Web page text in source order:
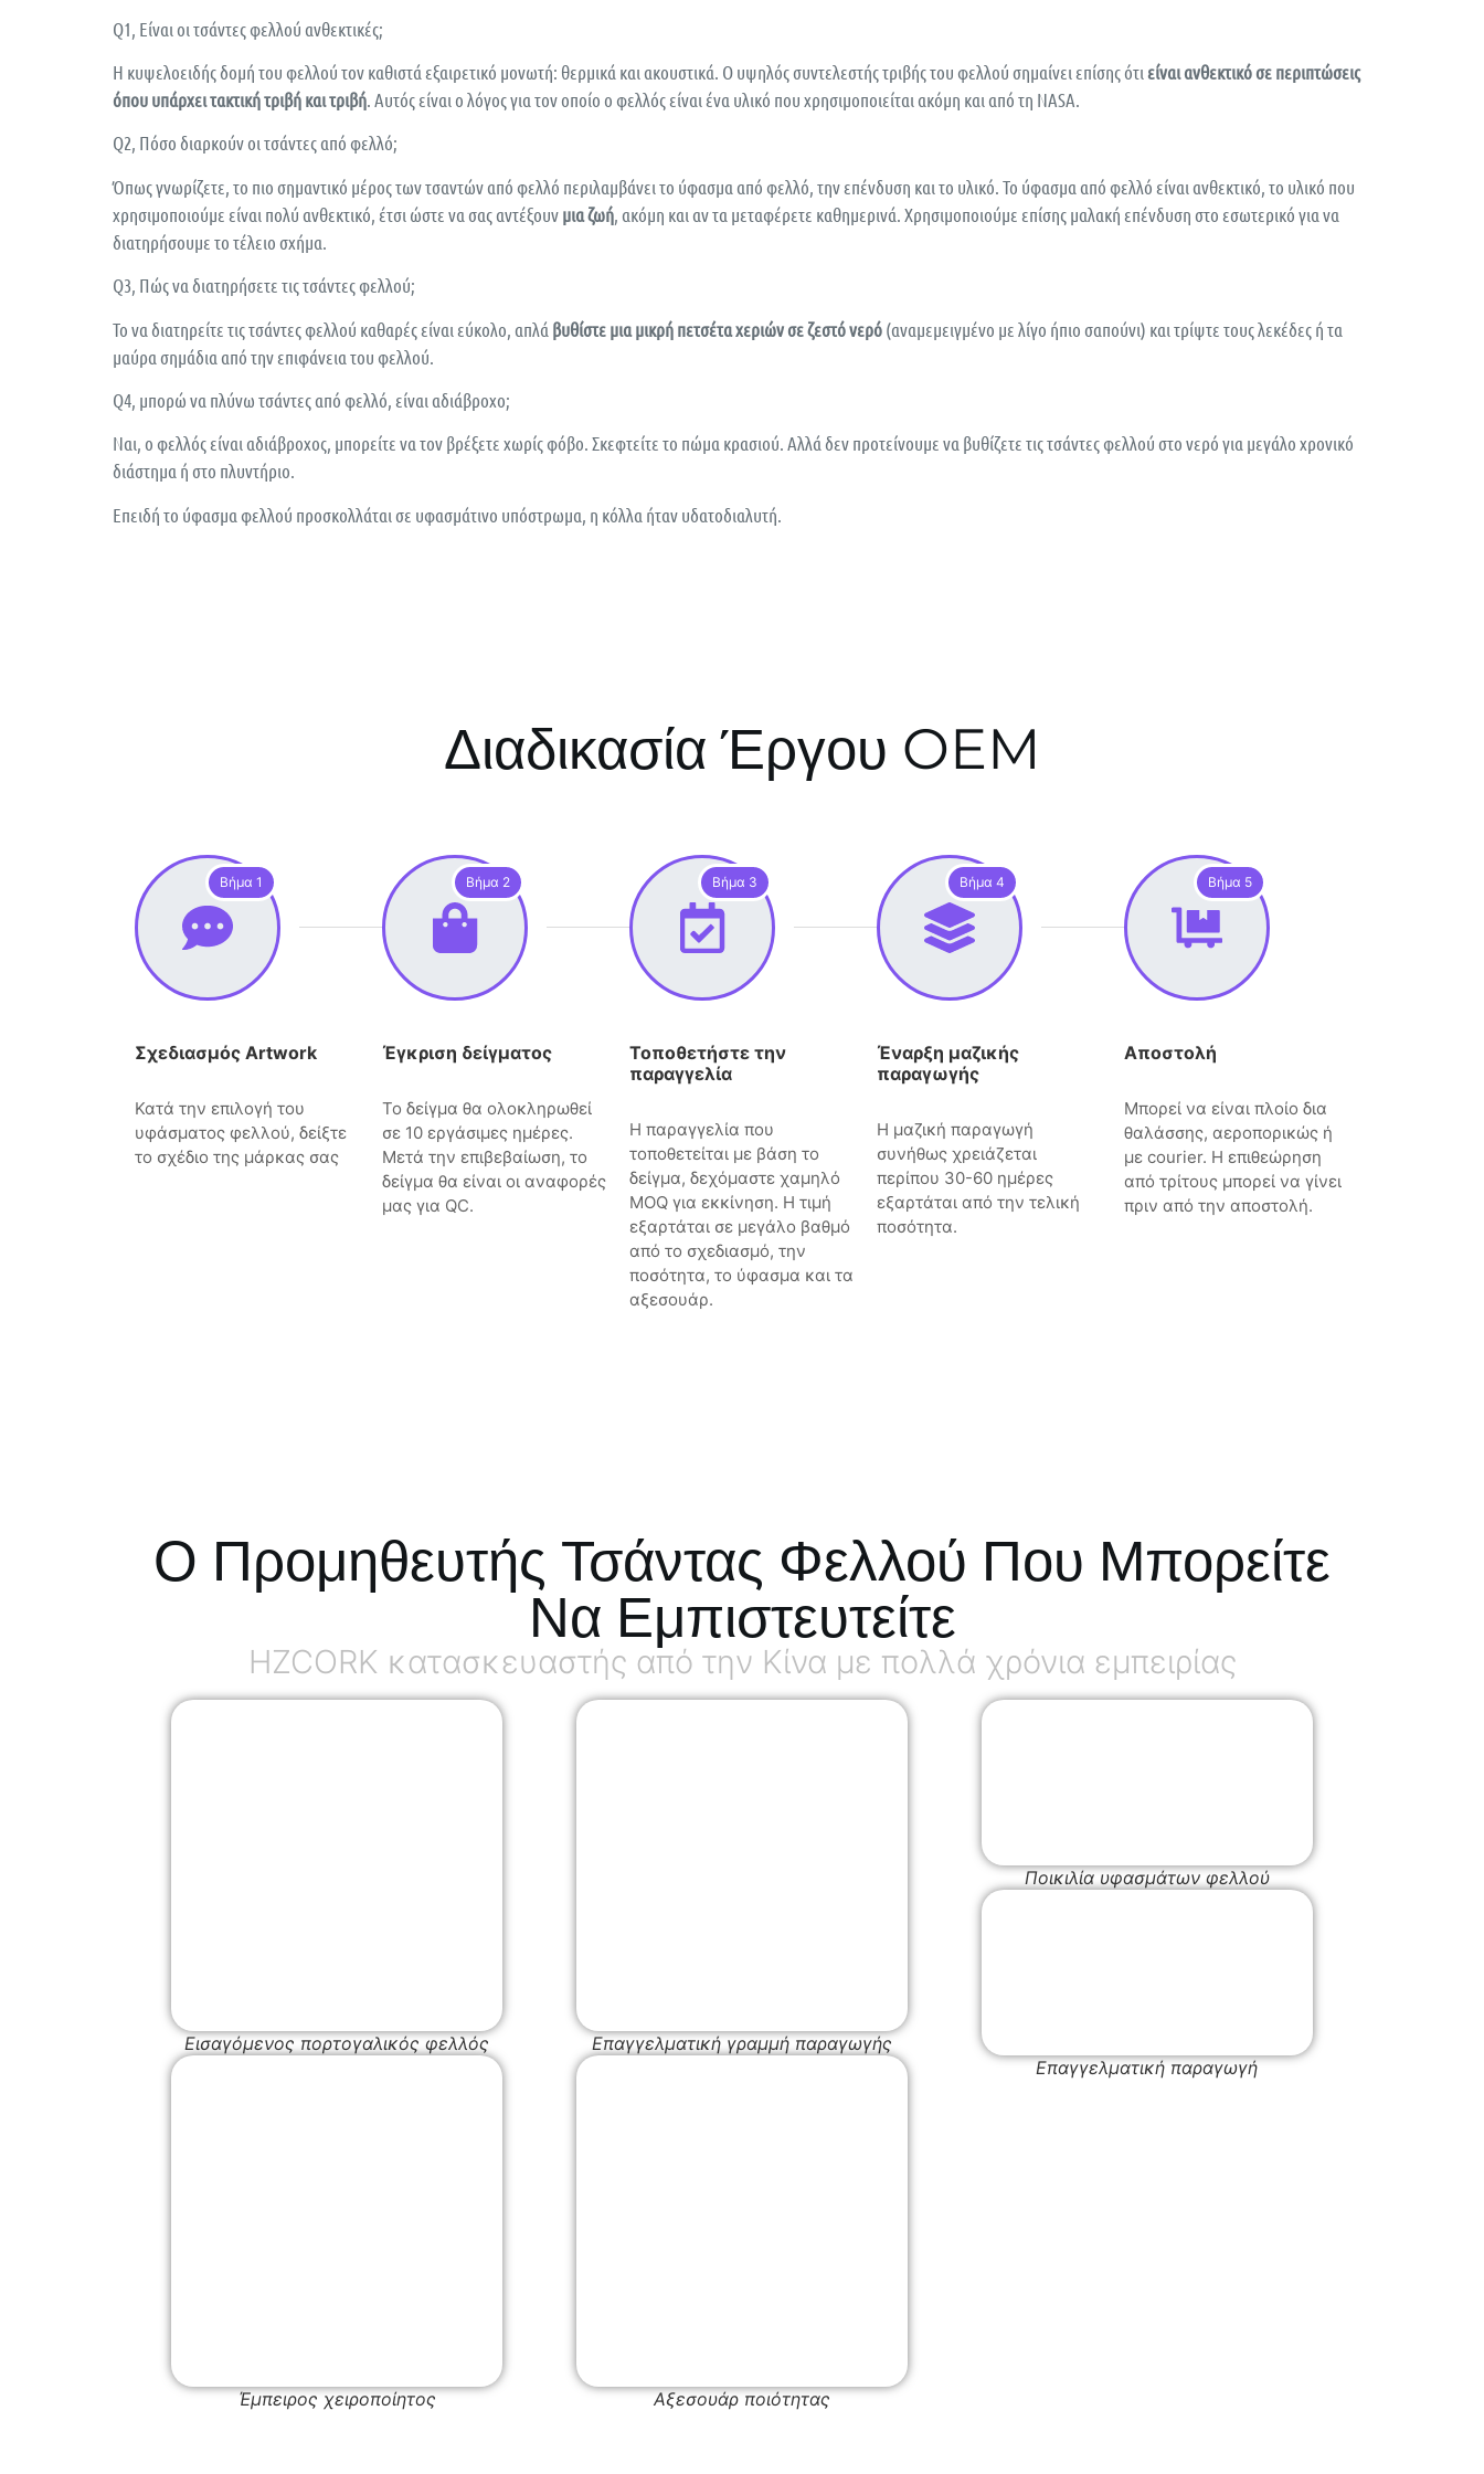
Q1, Είναι οι τσάντες φελλού ανθεκτικές;
Η κυψελοειδής δομή του φελλού τον καθιστά εξαιρετικό μονωτή: θερμικά και ακουστικά. Ο υψηλός συντελεστής τριβής του φελλού σημαίνει επίσης ότι είναι ανθεκτικό σε περιπτώσεις
όπου υπάρχει τακτική τριβή και τριβή . Αυτός είναι ο λόγος για τον οποίο ο φελλός είναι ένα υλικό που χρησιμοποιείται ακόμη και από τη NASA.
Q2, Πόσο διαρκούν οι τσάντες από φελλό;
Όπως γνωρίζετε, το πιο σημαντικό μέρος των τσαντών από φελλό περιλαμβάνει το ύφασμα από φελλό, την επένδυση και το υλικό. Το ύφασμα από φελλό είναι ανθεκτικό, το υλικό που
χρησιμοποιούμε είναι πολύ ανθεκτικό, έτσι ώστε να σας αντέξουν μια ζωή , ακόμη και αν τα μεταφέρετε καθημερινά. Χρησιμοποιούμε επίσης μαλακή επένδυση στο εσωτερικό για να
διατηρήσουμε το τέλειο σχήμα.
Q3, Πώς να διατηρήσετε τις τσάντες φελλού;
Το να διατηρείτε τις τσάντες φελλού καθαρές είναι εύκολο, απλά βυθίστε μια μικρή πετσέτα χεριών σε ζεστό νερό (αναμεμειγμένο με λίγο ήπιο σαπούνι) και τρίψτε τους λεκέδες ή τα
μαύρα σημάδια από την επιφάνεια του φελλού.
Q4, μπορώ να πλύνω τσάντες από φελλό, είναι αδιάβροχο;
Ναι, ο φελλός είναι αδιάβροχος, μπορείτε να τον βρέξετε χωρίς φόβο. Σκεφτείτε το πώμα κρασιού. Αλλά δεν προτείνουμε να βυθίζετε τις τσάντες φελλού στο νερό για μεγάλο χρονικό
διάστημα ή στο πλυντήριο.
Επειδή το ύφασμα φελλού προσκολλάται σε υφασμάτινο υπόστρωμα, η κόλλα ήταν υδατοδιαλυτή.
Διαδικασία Έργου OEM
Βήμα 1
Σχεδιασμός Artwork
Κατά την επιλογή του
υφάσματος φελλού, δείξτε
το σχέδιο της μάρκας σας
Βήμα 2
Έγκριση δείγματος
Το δείγμα θα ολοκληρωθεί
σε 10 εργάσιμες ημέρες.
Μετά την επιβεβαίωση, το
δείγμα θα είναι οι αναφορές
μας για QC.
Βήμα 3
Τοποθετήστε την
παραγγελία
Η παραγγελία που
τοποθετείται με βάση το
δείγμα, δεχόμαστε χαμηλό
MOQ για εκκίνηση. Η τιμή
εξαρτάται σε μεγάλο βαθμό
από το σχεδιασμό, την
ποσότητα, το ύφασμα και τα
αξεσουάρ.
Βήμα 4
Έναρξη μαζικής
παραγωγής
Η μαζική παραγωγή
συνήθως χρειάζεται
περίπου 30-60 ημέρες
εξαρτάται από την τελική
ποσότητα.
Βήμα 5
Αποστολή
Μπορεί να είναι πλοίο δια
θαλάσσης, αεροπορικώς ή
με courier. Η επιθεώρηση
από τρίτους μπορεί να γίνει
πριν από την αποστολή.
Ο Προμηθευτής Τσάντας Φελλού Που Μπορείτε
Να Εμπιστευτείτε
HZCORK κατασκευαστής από την Κίνα με πολλά χρόνια εμπειρίας
Εισαγόμενος πορτογαλικός φελλός
Έμπειρος χειροποίητος
Επαγγελματική γραμμή παραγωγής
Αξεσουάρ ποιότητας
Ποικιλία υφασμάτων φελλού
Επαγγελματική παραγωγή